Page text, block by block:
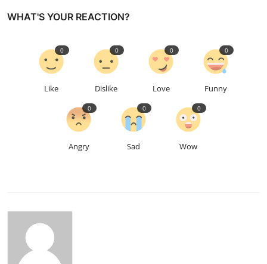
WHAT'S YOUR REACTION?
Like
0
Dislike
0
Love
0
Funny
0
Angry
0
Sad
0
Wow
0